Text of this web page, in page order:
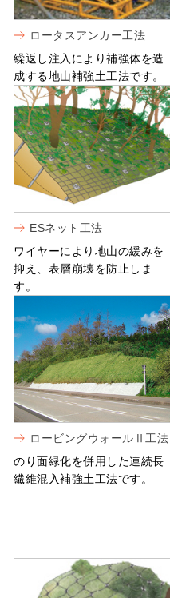
ロータスアンカー工法
繰返し注入により補強体を造
成する地山補強土工法です。
ESネット工法
ワイヤーにより地山の緩みを
抑え、表層崩壊を防止しま
す。
ロービングウォールⅡ工法
のり面緑化を併用した連続長
繊維混入補強土工法です。